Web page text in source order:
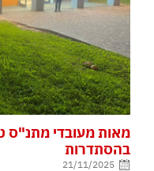
מאות מעובדי מתנ"ס
בהסתדרות
21/11/2025